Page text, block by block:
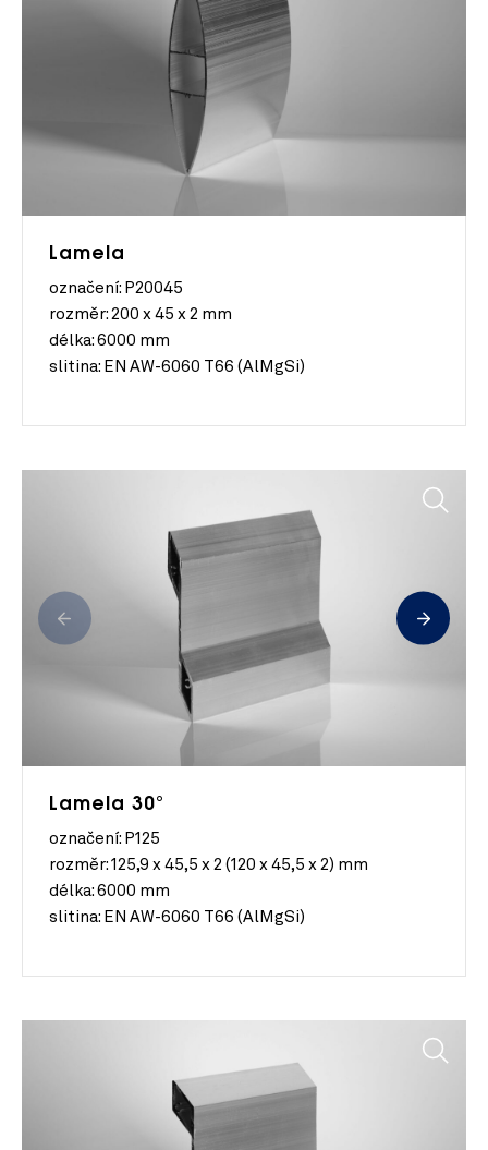
Lamela
označení: P20045
rozměr: 200 x 45 x 2 mm
délka: 6000 mm
slitina: EN AW-6060 T66 (AlMgSi)
Lamela 30°
označení: P125
rozměr: 125,9 x 45,5 x 2 (120 x 45,5 x 2) mm
délka: 6000 mm
slitina: EN AW-6060 T66 (AlMgSi)